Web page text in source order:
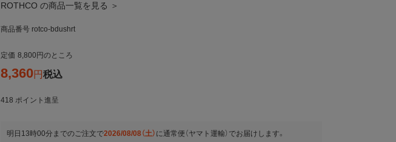
ROTHCO の商品一覧を見る ＞
商品番号 rotco-bdushrt
定価 8,800 のところ
8,360 税込
418 ポイント進呈
明日 13時00分 までのご注文で2026/08/08（土） に通常便（ヤマト運輸） でお届けします。